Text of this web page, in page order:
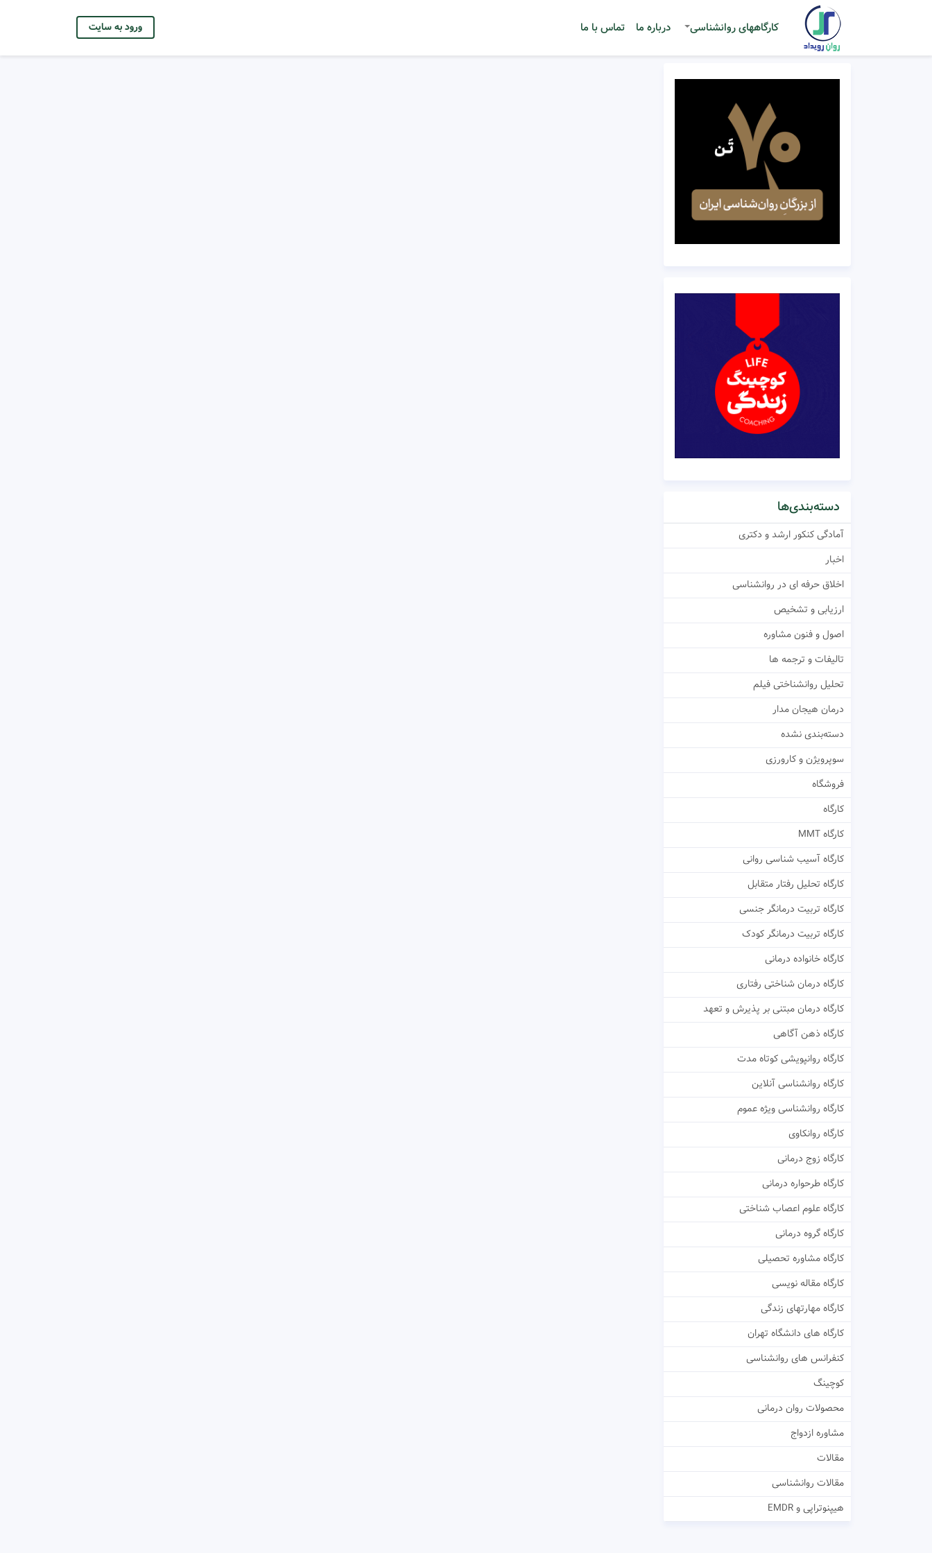
کارگاههای روانشناسی درباره ما تماس با ما ورود به سایت
دسته‌بندی‌ها
آمادگی کنکور ارشد و دکتری
اخبار
اخلاق حرفه ای در روانشناسی
ارزیابی و تشخیص
اصول و فنون مشاوره
تالیفات و ترجمه ها
تحلیل روانشناختی فیلم
درمان هیجان مدار
دسته‌بندی نشده
سوپرویژن و کارورزی
فروشگاه
کارگاه
کارگاه MMT
کارگاه آسیب شناسی روانی
کارگاه تحلیل رفتار متقابل
کارگاه تربیت درمانگر جنسی
کارگاه تربیت درمانگر کودک
کارگاه خانواده درمانی
کارگاه درمان شناختی رفتاری
کارگاه درمان مبتنی بر پذیرش و تعهد
کارگاه ذهن آگاهی
کارگاه روانپویشی کوتاه مدت
کارگاه روانشناسی آنلاین
کارگاه روانشناسی ویژه عموم
کارگاه روانکاوی
کارگاه زوج درمانی
کارگاه طرحواره درمانی
کارگاه علوم اعصاب شناختی
کارگاه گروه درمانی
کارگاه مشاوره تحصیلی
کارگاه مقاله نویسی
کارگاه مهارتهای زندگی
کارگاه های دانشگاه تهران
کنفرانس های روانشناسی
کوچینگ
محصولات روان درمانی
مشاوره ازدواج
مقالات
مقالات روانشناسی
هیپنوتراپی و EMDR